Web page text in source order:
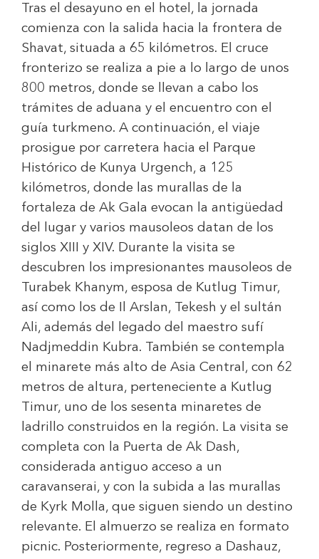
Tras el desayuno en el hotel, la jornada
comienza con la salida hacia la frontera de
Shavat, situada a 65 kilómetros. El cruce
fronterizo se realiza a pie a lo largo de unos
800 metros, donde se llevan a cabo los
trámites de aduana y el encuentro con el
guía turkmeno. A continuación, el viaje
prosigue por carretera hacia el Parque
Histórico de Kunya Urgench, a 125
kilómetros, donde las murallas de la
fortaleza de Ak Gala evocan la antigüedad
del lugar y varios mausoleos datan de los
siglos XIII y XIV. Durante la visita se
descubren los impresionantes mausoleos de
Turabek Khanym, esposa de Kutlug Timur,
así como los de Il Arslan, Tekesh y el sultán
Ali, además del legado del maestro sufí
Nadjmeddin Kubra. También se contempla
el minarete más alto de Asia Central, con 62
metros de altura, perteneciente a Kutlug
Timur, uno de los sesenta minaretes de
ladrillo construidos en la región. La visita se
completa con la Puerta de Ak Dash,
considerada antiguo acceso a un
caravanserai, y con la subida a las murallas
de Kyrk Molla, que siguen siendo un destino
relevante. El almuerzo se realiza en formato
picnic. Posteriormente, regreso a Dashauz,